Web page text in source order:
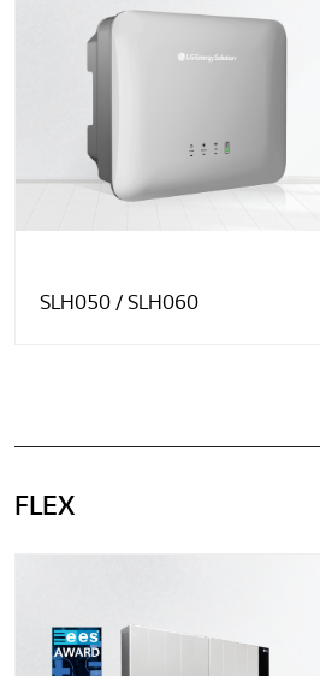
SLH050 / SLH060
FLEX